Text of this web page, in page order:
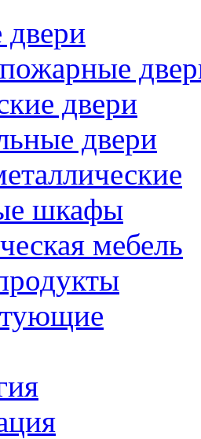
двери
двери
шкафы
мебель